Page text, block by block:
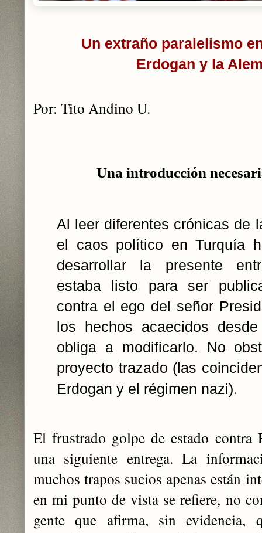
Un extraño paralelismo
Erdogan y la
Por: Tito Andino U.
Una introducción
Al leer diferentes crónicas de
el caos político en Turquía
desarrollar la presente
estaba listo para ser
contra el ego del señor
los hechos acaecidos
obliga a modificarlo. No
proyecto trazado (las
Erdogan y el régimen nazi).
El frustrado golpe de estado contra
una siguiente entrega. La
muchos trapos sucios apenas están
en mi punto de vista se refiere, no
gente que afirma, sin evidencia,